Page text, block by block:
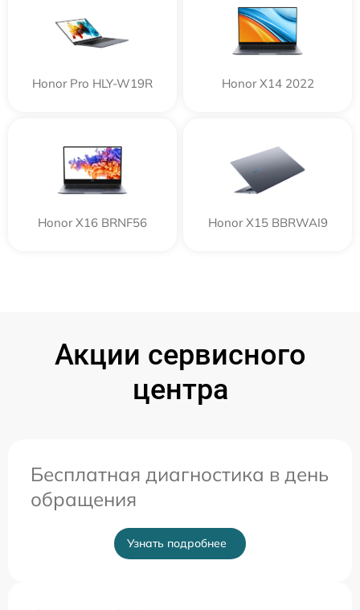
Honor Pro HLY-W19R Honor X14 2022
Honor X16 BRNF56 Honor X15 BBRWAI9
Акции сервисного
центра
Бесплатная диагностика в день
обращения
Узнать подробнее